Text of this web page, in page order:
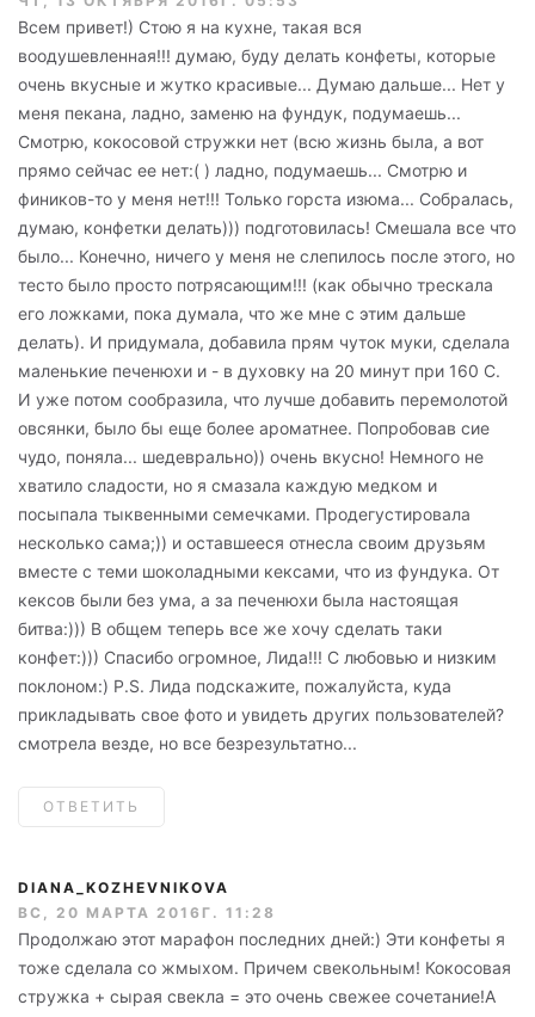
Всем привет!) Стою я на кухне, такая вся
воодушевленная!!! думаю, буду делать конфеты, которые
очень вкусные и жутко красивые... Думаю дальше... Нет у
меня пекана, ладно, заменю на фундук, подумаешь...
Смотрю, кокосовой стружки нет (всю жизнь была, а вот
прямо сейчас ее нет:( ) ладно, подумаешь... Смотрю и
фиников-то у меня нет!!! Только горста изюма... Собралась,
думаю, конфетки делать))) подготовилась! Смешала все что
было... Конечно, ничего у меня не слепилось после этого, но
тесто было просто потрясающим!!! (как обычно трескала
его ложками, пока думала, что же мне с этим дальше
делать). И придумала, добавила прям чуток муки, сделала
маленькие печенюхи и - в духовку на 20 минут при 160 С.
И уже потом сообразила, что лучше добавить перемолотой
овсянки, было бы еще более ароматнее. Попробовав сие
чудо, поняла... шедеврально)) очень вкусно! Немного не
хватило сладости, но я смазала каждую медком и
посыпала тыквенными семечками. Продегустировала
несколько сама;)) и оставшееся отнесла своим друзьям
вместе с теми шоколадными кексами, что из фундука. От
кексов были без ума, а за печенюхи была настоящая
битва:))) В общем теперь все же хочу сделать таки
конфет:))) Спасибо огромное, Лида!!! С любовью и низким
поклоном:) P.S. Лида подскажите, пожалуйста, куда
прикладывать свое фото и увидеть других пользователей?
смотрела везде, но все безрезультатно...
ОТВЕТИТЬ
DIANA_KOZHEVNIKOVA
ВС, 20 МАРТА 2016Г. 11:28
Продолжаю этот марафон последних дней:) Эти конфеты я
тоже сделала со жмыхом. Причем свекольным! Кокосовая
стружка + сырая свекла = это очень свежее сочетание!А